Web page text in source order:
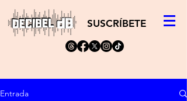
SUSCRÍBETE
Entrada